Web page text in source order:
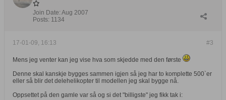
Join Date: Aug 2007
Posts: 1134
#3
17-01-09, 16:13
Mens jeg venter kan jeg vise hva som skjedde med den første
Denne skal kanskje bygges sammen igjen så jeg har to komplette 500`er
eller så blir det delehelikopter til modellen jeg skal bygge nå.
Oppsettet på den gamle var så og si det "billigste" jeg fikk tak i: